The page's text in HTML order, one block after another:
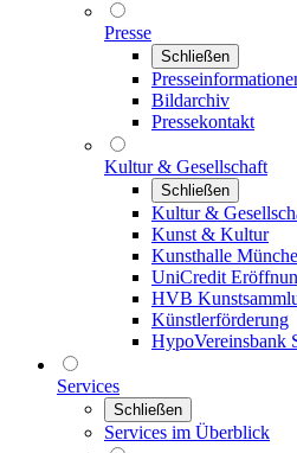
Presse
Schließen
Bildarchiv
Pressekontakt
Kultur & Gesellschaft
Schließen
Kultur &
Kunst & Kultur
Kunsthalle
UniCredit
HVB
Künstlerförderung
HypoVereinsbank
Services
Schließen
Services im Überblick